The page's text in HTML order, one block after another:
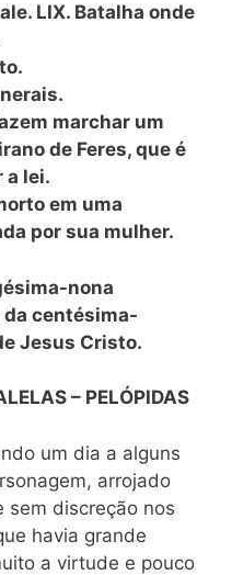
LIX. Batalha onde
marchar um
de Feres, que é
a lei.
em uma
por sua mulher.
nona
da centésima-
Jesus Cristo.
– PELÓPIDAS
um dia a alguns
arrojado
sem discreção nos
havia grande
a virtude e pouco